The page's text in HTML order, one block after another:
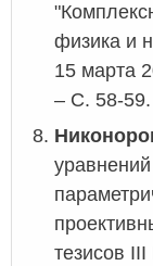
физика и
15 марта
– С. 58-59.
тезисов